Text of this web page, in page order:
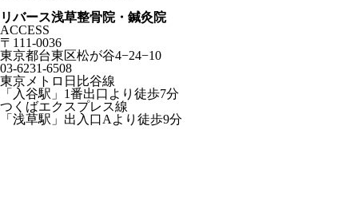
リバース浅草整骨院・鍼灸院
ACCESS
〒111-0036
東京都台東区松が谷4−24−10
03-6231-6508
東京メトロ日比谷線
「入谷駅」1番出口より徒歩7分
つくばエクスプレス線
「浅草駅」出入口Aより徒歩9分